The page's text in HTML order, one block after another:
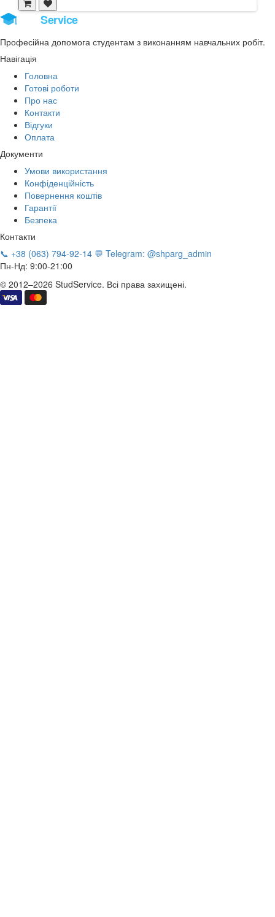
Service
Професійна допомога студентам з виконанням навчальних робіт.
Навігація
Головна
Готові роботи
Про нас
Контакти
Відгуки
Оплата
Документи
Умови використання
Конфіденційність
Повернення коштів
Гарантії
Безпека
Контакти
📞 +38 (063) 794-92-14 💬 Telegram: @shparg_admin
Пн-Нд: 9:00-21:00
© 2012–2026 StudService. Всі права захищені.